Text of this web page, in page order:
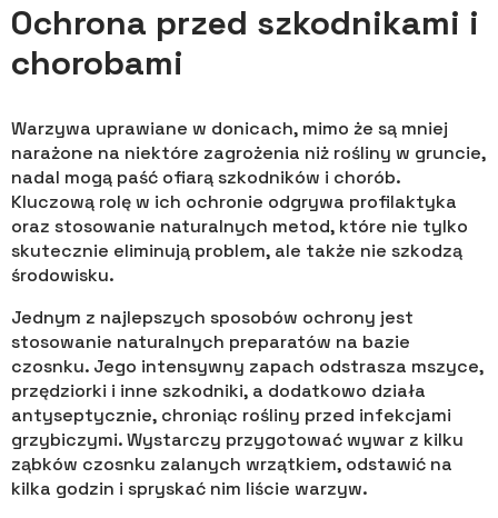
Ochrona przed szkodnikami i
chorobami
Warzywa uprawiane w donicach, mimo że są mniej
narażone na niektóre zagrożenia niż rośliny w gruncie,
nadal mogą paść ofiarą szkodników i chorób.
Kluczową rolę w ich ochronie odgrywa profilaktyka
oraz stosowanie naturalnych metod, które nie tylko
skutecznie eliminują problem, ale także nie szkodzą
środowisku.
Jednym z najlepszych sposobów ochrony jest
stosowanie naturalnych preparatów na bazie
czosnku. Jego intensywny zapach odstrasza mszyce,
przędziorki i inne szkodniki, a dodatkowo działa
antyseptycznie, chroniąc rośliny przed infekcjami
grzybiczymi. Wystarczy przygotować wywar z kilku
ząbków czosnku zalanych wrzątkiem, odstawić na
kilka godzin i spryskać nim liście warzyw.